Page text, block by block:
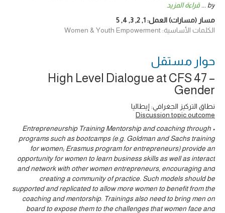
by
... قراءة المزيد
مسار (مسارات) العمل:1
,
2
,
3
,
4
,
5
الكلمات الأساسية: Women & Youth Empowerment
حوار ‎مستقل
High Level Dialogue at CFS 47 –
Gender
نطاق التركيز الجغرافي: إيطاليا
Discussion topic outcome
• Entrepreneurship Training Mentorship and coaching through
programs such as bootcamps (e.g. Goldman and Sachs training
for women; Erasmus program for entrepreneurs) provide an
opportunity for women to learn business skills as well as interact
and network with other women entrepreneurs, encouraging and
creating a community of practice. Such models should be
supported and replicated to allow more women to benefit from the
coaching and mentorship. Trainings also need to bring men on
board to expose them to the challenges that women face and